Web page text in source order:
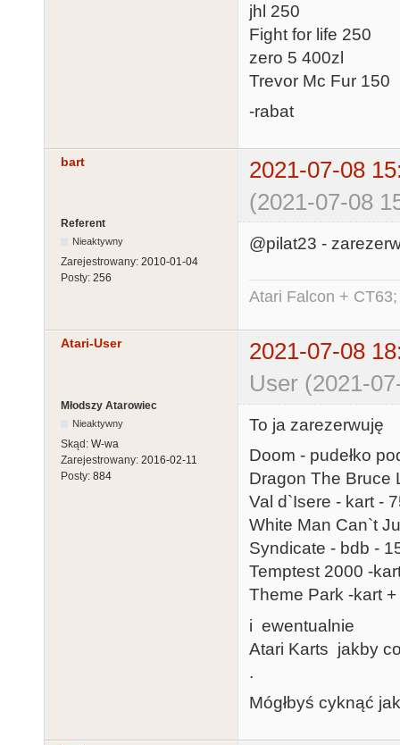
jhl 250
Fight for life 250
zero 5 400zl
Trevor Mc Fur 150
-rabat
bart
2021-07-08
(2021-07-08
Referent
Nieaktywny
Zarejestrowany: 2010-01-04
Posty: 256
@pilat23 -
Atari Falcon +
Atari-User
2021-07-08
User (2021-
Młodszy Atarowiec
Nieaktywny
Skąd: W-wa
Zarejestrowany: 2016-02-11
Posty: 884
To ja zarezerwuję
Doom - pudełko
Dragon The Bruce
Val d`Isere - kart -
White Man Can`t
Syndicate - bdb -
Temptest 2000 -
Theme Park -kart
i ewentualnie
Atari Karts jakby
.
Mógłbyś cyknąć